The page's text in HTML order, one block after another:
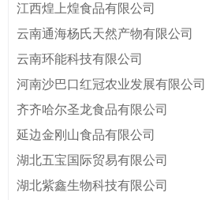
江西煌上煌食品有限公司
云南通海杨氏天然产物有限公司
云南环能科技有限公司
河南沙巴口红冠农业发展有限公司
齐齐哈尔圣龙食品有限公司
延边金刚山食品有限公司
湖北五宝国际贸易有限公司
湖北紫鑫生物科技有限公司